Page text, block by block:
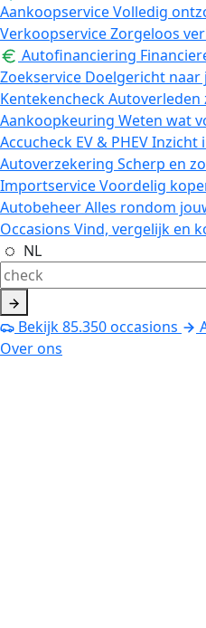
AankoopserviceVolledig
VerkoopserviceZorgeloos
Autofinanciering
Zoekservice Doelgericht naar
KentekencheckAutoverleden
Aankoopkeuring Weten wat
Accucheck EV & PHEVInzicht
Autoverzekering Scherp en
ImportserviceVoordelig
AutobeheerAlles rondom
Occasions Vind, vergelijk en
NL
Bekijk85.350occasions
Over ons